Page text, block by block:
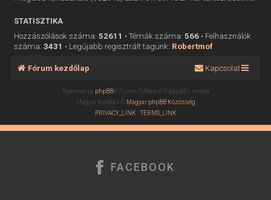
STATISZTIKA
Hozzászólások száma: 52611 • Témák száma: 566• Felhasználók
száma: 3431 • Legújabb regisztrált tagunk: Robertmof
Fórum kezdőlap Kapcsolat
Powered by phpBB® Forum Software © phpBB Limited
Magyar fordítás © Magyar phpBB Közösség
PRIVACY_LINK |TERMS_LINK
FACEBOOK